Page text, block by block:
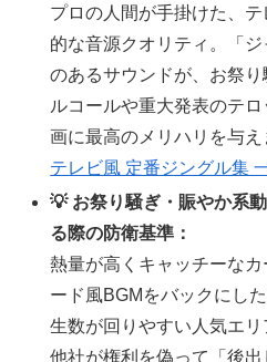
プロの人間が手掛けた、
的な音源クオリティ。「
のあるサウンドが、お祭
ルコールや重大発表のテ
画に最高のメリハリを与え
テレビ風 定番ジングル集
💡 お祭り騒ぎ・賑やか系
る際の防衛基準：
熱量が高くキャッチーな
ード風BGMをバックにし
生数が回りやすい人気エリ
他社が権利を偽って「後